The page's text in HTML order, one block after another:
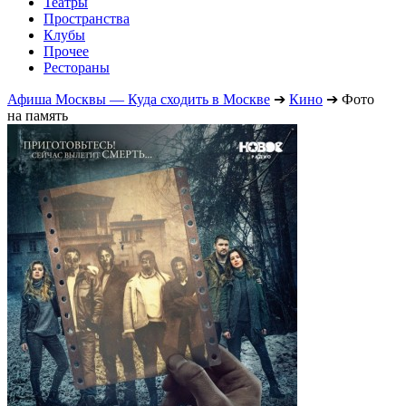
Пространства
Клубы
Прочее
Рестораны
Афиша Москвы — Куда сходить в Москве ➔ Кино ➔ Фото
на память